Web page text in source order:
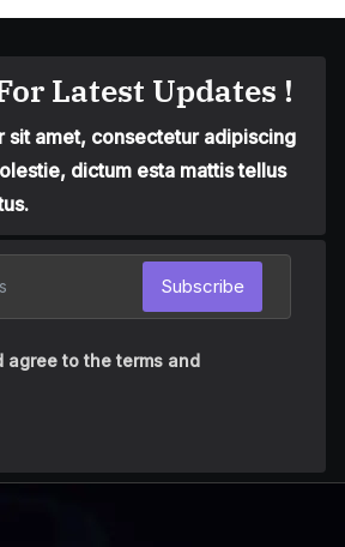
Latest Updates !
sit amet, consectetur adipiscing
dictum esta mattis tellus
agree to the terms and
Subscribe